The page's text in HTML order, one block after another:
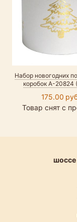
Набор новогодних
коробок А-20824
175.00
Товар снят с
шоссе